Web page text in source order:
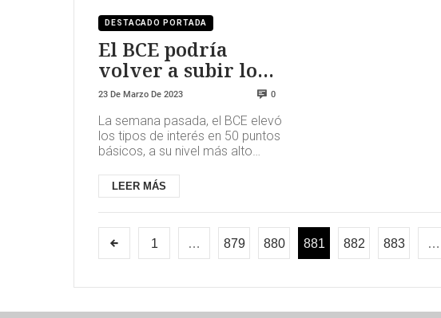
DESTACADO PORTADA
El BCE podría
volver a subir los
tipos en mayo
23 De Marzo De 2023 0
La semana pasada, el BCE elevó
los tipos de interés en 50 puntos
básicos, a su nivel más alto
se comprometió a tom...
LEER MÁS
1 … 879 880 881 882 883 …